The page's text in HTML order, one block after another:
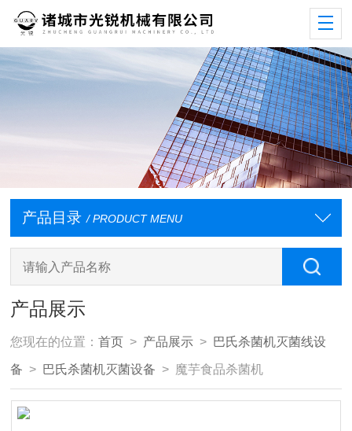
产品目录 / PRODUCT MENU
产品展示
您现在的位置：首页 > 产品展示 > 巴氏杀菌机灭菌线设
备 > 巴氏杀菌机灭菌设备 > 魔芋食品杀菌机